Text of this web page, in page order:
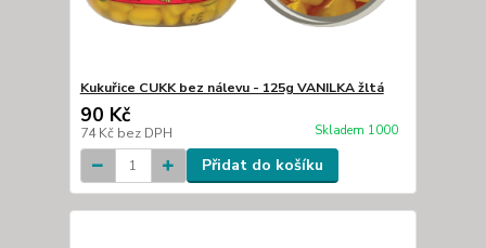
Kukuřice CUKK bez nálevu - 125g VANILKA žltá
90 Kč
74 Kč bez DPH Skladem 1000
Přidat do košíku